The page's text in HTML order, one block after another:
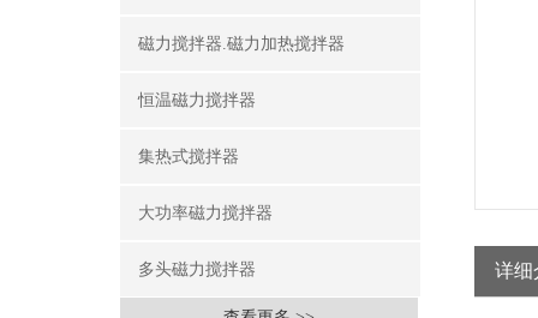
磁力搅拌器.磁力加热搅拌器
恒温磁力搅拌器
集热式搅拌器
大功率磁力搅拌器
多头磁力搅拌器 详细